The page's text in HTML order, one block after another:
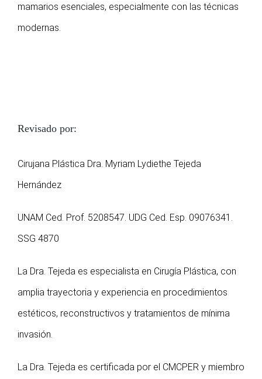
mamarios esenciales, especialmente con las técnicas
modernas.
Revisado por:
Cirujana Plástica Dra. Myriam Lydiethe Tejeda
Hernández
UNAM Ced. Prof. 5208547. UDG Ced. Esp. 09076341.
SSG 4870
La Dra. Tejeda es especialista en Cirugía Plástica, con
amplia trayectoria y experiencia en procedimientos
estéticos, reconstructivos y tratamientos de mínima
invasión.
La Dra. Tejeda es certificada por el CMCPER y miembro